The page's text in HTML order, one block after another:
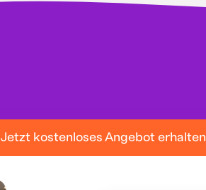
Jetzt kostenloses Angebot erhalten